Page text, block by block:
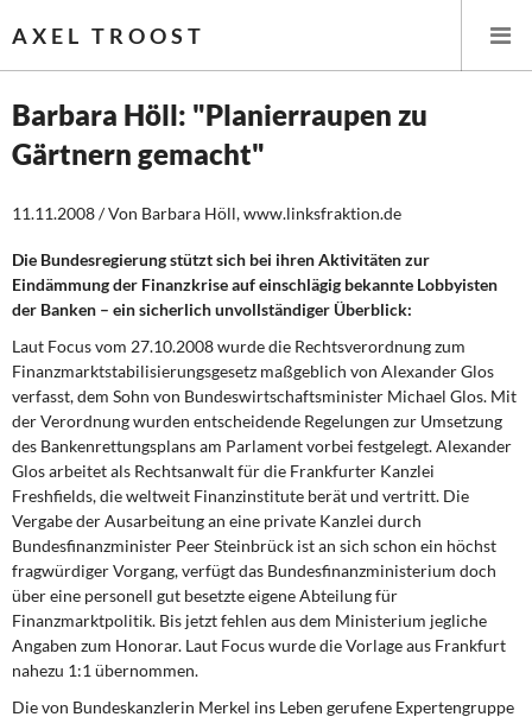
AXEL TROOST
Startseite
Themen
Leitlinien linker Wirtschafts- und Finanzpolitik
Steuer- und Finanzpolitik
Öffentliche Infrastruktur und Daseinsvorsorge
Eurokrise und Griechenland
DIE LINKE
Weitere Themen
Memo-Gruppe
Barbara Höll: "Planierraupen zu
Gärtnern gemacht"
11.11.2008 / Von Barbara Höll, www.linksfraktion.de
Die Bundesregierung stützt sich bei ihren Aktivitäten zur
Eindämmung der Finanzkrise auf einschlägig bekannte Lobbyisten
der Banken – ein sicherlich unvollständiger Überblick:
Laut Focus vom 27.10.2008 wurde die Rechtsverordnung zum
Finanzmarktstabilisierungsgesetz maßgeblich von Alexander Glos
verfasst, dem Sohn von Bundeswirtschaftsminister Michael Glos. Mit
der Verordnung wurden entscheidende Regelungen zur Umsetzung
des Bankenrettungsplans am Parlament vorbei festgelegt. Alexander
Glos arbeitet als Rechtsanwalt für die Frankfurter Kanzlei
Freshfields, die weltweit Finanzinstitute berät und vertritt. Die
Vergabe der Ausarbeitung an eine private Kanzlei durch
Bundesfinanzminister Peer Steinbrück ist an sich schon ein höchst
fragwürdiger Vorgang, verfügt das Bundesfinanzministerium doch
über eine personell gut besetzte eigene Abteilung für
Finanzmarktpolitik. Bis jetzt fehlen aus dem Ministerium jegliche
Angaben zum Honorar. Laut Focus wurde die Vorlage aus Frankfurt
nahezu 1:1 übernommen.
Die von Bundeskanzlerin Merkel ins Leben gerufene Expertengruppe